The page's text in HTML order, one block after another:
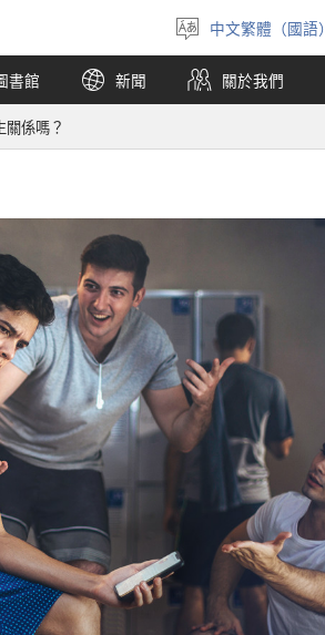
選
擇
語
言
中文繁體（國語）
書館 新聞 關於我們
係嗎？